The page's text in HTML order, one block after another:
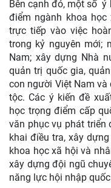
Bên cạnh đó, một số
điểm ngành khoa
trực tiếp vào việc
trong kỷ nguyên mới;
Nam; xây dựng Nhà
quản trị quốc gia,
con người Việt Nam
tộc. Các ý kiến đề
học trọng điểm cấp
văn phục vụ phát triển
khai điều tra, xây
khoa học xã hội và
xây dựng đội ngũ
năng lực hội nhập